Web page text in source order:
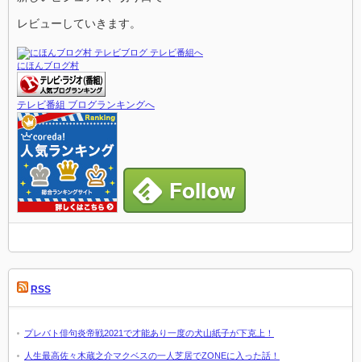
レビューしていきます。
にほんブログ村
テレビ番組 ブログランキングへ
RSS
プレバト俳句炎帝戦2021で才能あり一度の犬山紙子が下克上！
人生最高佐々木蔵之介マクベスの一人芝居でZONEに入った話！